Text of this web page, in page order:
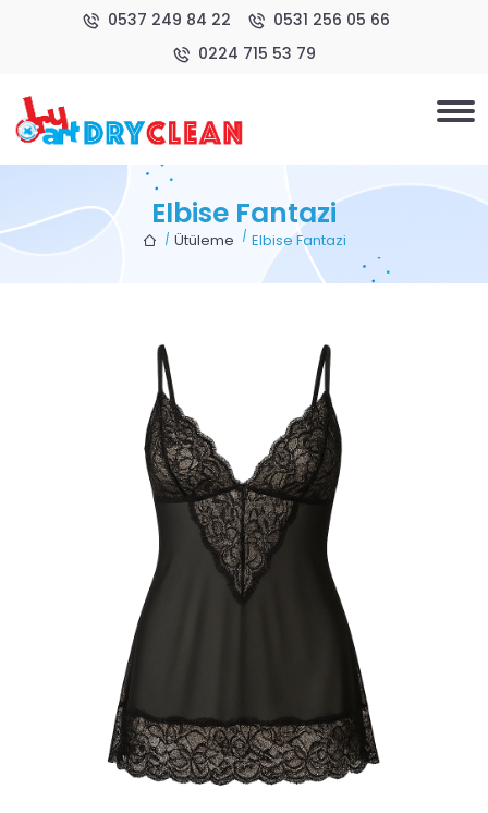
0537 249 84 22
0531 256 05 66
0224 715 53 79
Elbise Fantazi
Ütüleme Elbise Fantazi